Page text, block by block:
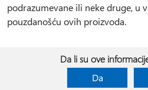
podrazumevane ili neke druge, u
pouzdanošću ovih proizvoda.
Da li su ove
Da